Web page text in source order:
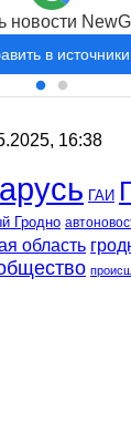
новости
в источники
16:38
ГАИ
Гродно
область